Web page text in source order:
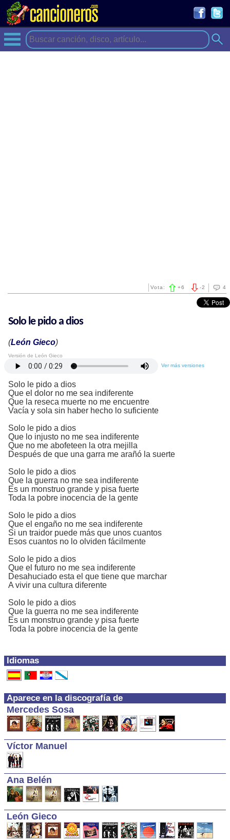
4
-2
Vota: +6
Idiomas
Aparece en la discografía de
Mercedes Sosa
Víctor Manuel
Ana Belén
León Gieco
Solo le pido a dios
(León Gieco)
Versión de León Gieco
Ver más versiones
Solo le pido a dios
Que el dolor no me sea indiferente
Que la reseca muerte no me encuentre
Vacía y sola sin haber hecho lo suficiente
Solo le pido a dios
Que lo injusto no me sea indiferente
Que no me abofeteen la otra mejilla
Después de que una garra me arañó la suerte
Solo le pido a dios
Que la guerra no me sea indiferente
Es un monstruo grande y pisa fuerte
Toda la pobre inocencia de la gente
Solo le pido a dios
Que el engaño no me sea indiferente
Si un traidor puede más que unos cuantos
Esos cuantos no lo olviden fácilmente
Solo le pido a dios
Que el futuro no me sea indiferente
Desahuciado esta el que tiene que marchar
A vivir una cultura diferente
Solo le pido a dios
Que la guerra no me sea indiferente
Es un monstruo grande y pisa fuerte
Toda la pobre inocencia de la gente